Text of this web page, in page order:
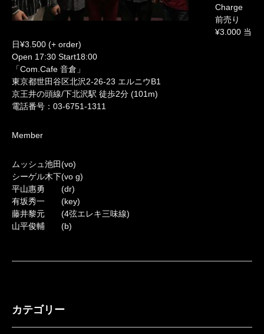
Charge
前売り
¥3.000 当
日¥3.500 (+ order)
Open 17:30 Start18:00
「Com.Cafe 音倉」
東京都世田谷区北沢2-26-23 エルニウB1
京王井の頭線/下北沢駅 徒歩2分 (101m)
電話番号：03-6751-1311
Member
ムッシュ池田(vo)
シーゲル木下(vo g)
平山惠勇 (dr)
有坂秀一 (key)
藤井黎元 (4弦エレキ三味線)
山平俊輔 (b)
カテゴリー